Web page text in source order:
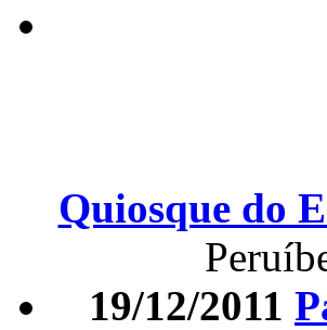
Quiosque do
19/12/2011